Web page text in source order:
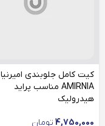
کیت کامل جلوبندی امیرنیا
AMIRNIA مناسب پراید
هیدرولیک
4,750,000 تومان